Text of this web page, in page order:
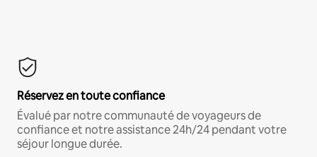
Réservez en toute confiance
Évalué par notre communauté de voyageurs de
confiance et notre assistance 24h/24 pendant votre
séjour longue durée.